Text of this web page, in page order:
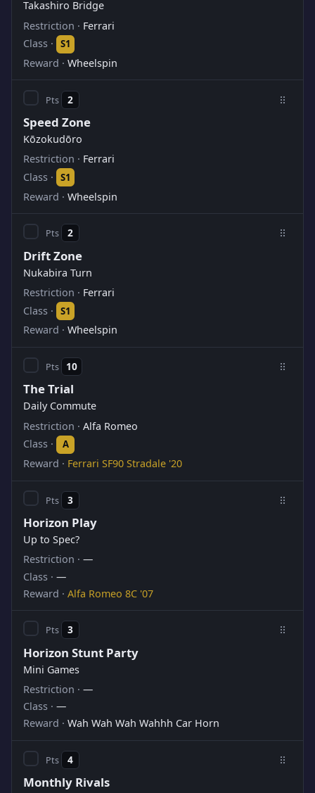
Takashiro Bridge
Ferrari
S1
Wheelspin
2
Speed Zone
Kōzokudōro
Ferrari
S1
Wheelspin
2
Drift Zone
Nukabira Turn
Ferrari
S1
Wheelspin
10
The Trial
Daily Commute
Alfa Romeo
A
Ferrari SF90 Stradale '20
3
Horizon Play
Up to Spec?
—
—
Alfa Romeo 8C '07
3
Horizon Stunt Party
Mini Games
—
—
Wah Wah Wah Wahhh Car Horn
4
Monthly Rivals